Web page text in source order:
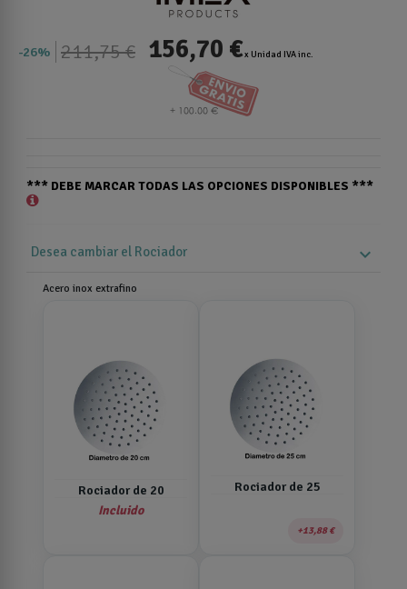
26% 211,75 € 156,70 €x Unidad IVA inc.
*** DEBE MARCAR TODAS LAS OPCIONES DISPONIBLES ***
Desea cambiar el Rociador expand_more
Acero inox extrafino
Rociador de 20
Incluido
Rociador de 25
13,88 €